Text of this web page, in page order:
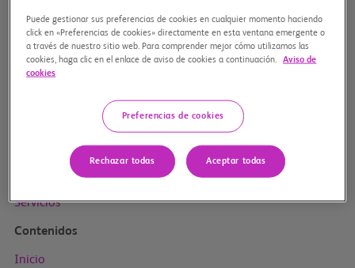
Nuestra compañía
Aviso de privacidad
Productos BMS
Servicios
Contenidos
Inicio
Puede gestionar sus preferencias de cookies en cualquier momento haciendo
click en «Preferencias de cookies» directamente en esta ventana emergente o
a través de nuestro sitio web. Para comprender mejor cómo utilizamos las
cookies, haga clic en el enlace de aviso de cookies a continuación.
Aviso de
cookies
Preferencias de cookies
Rechazar todas Aceptar todas